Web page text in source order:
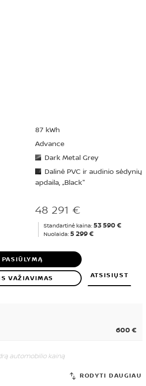
87 kWh
Advance
Dark Metal Grey
Dalinė PVC ir audinio sėdynių
apdaila, „Black"
48 291 €
Standartinė kaina: 53 590 €
Nuolaida: 5 299 €
VAŽIAVIMAS ATSISIŲST
600 €
automobilio kainą